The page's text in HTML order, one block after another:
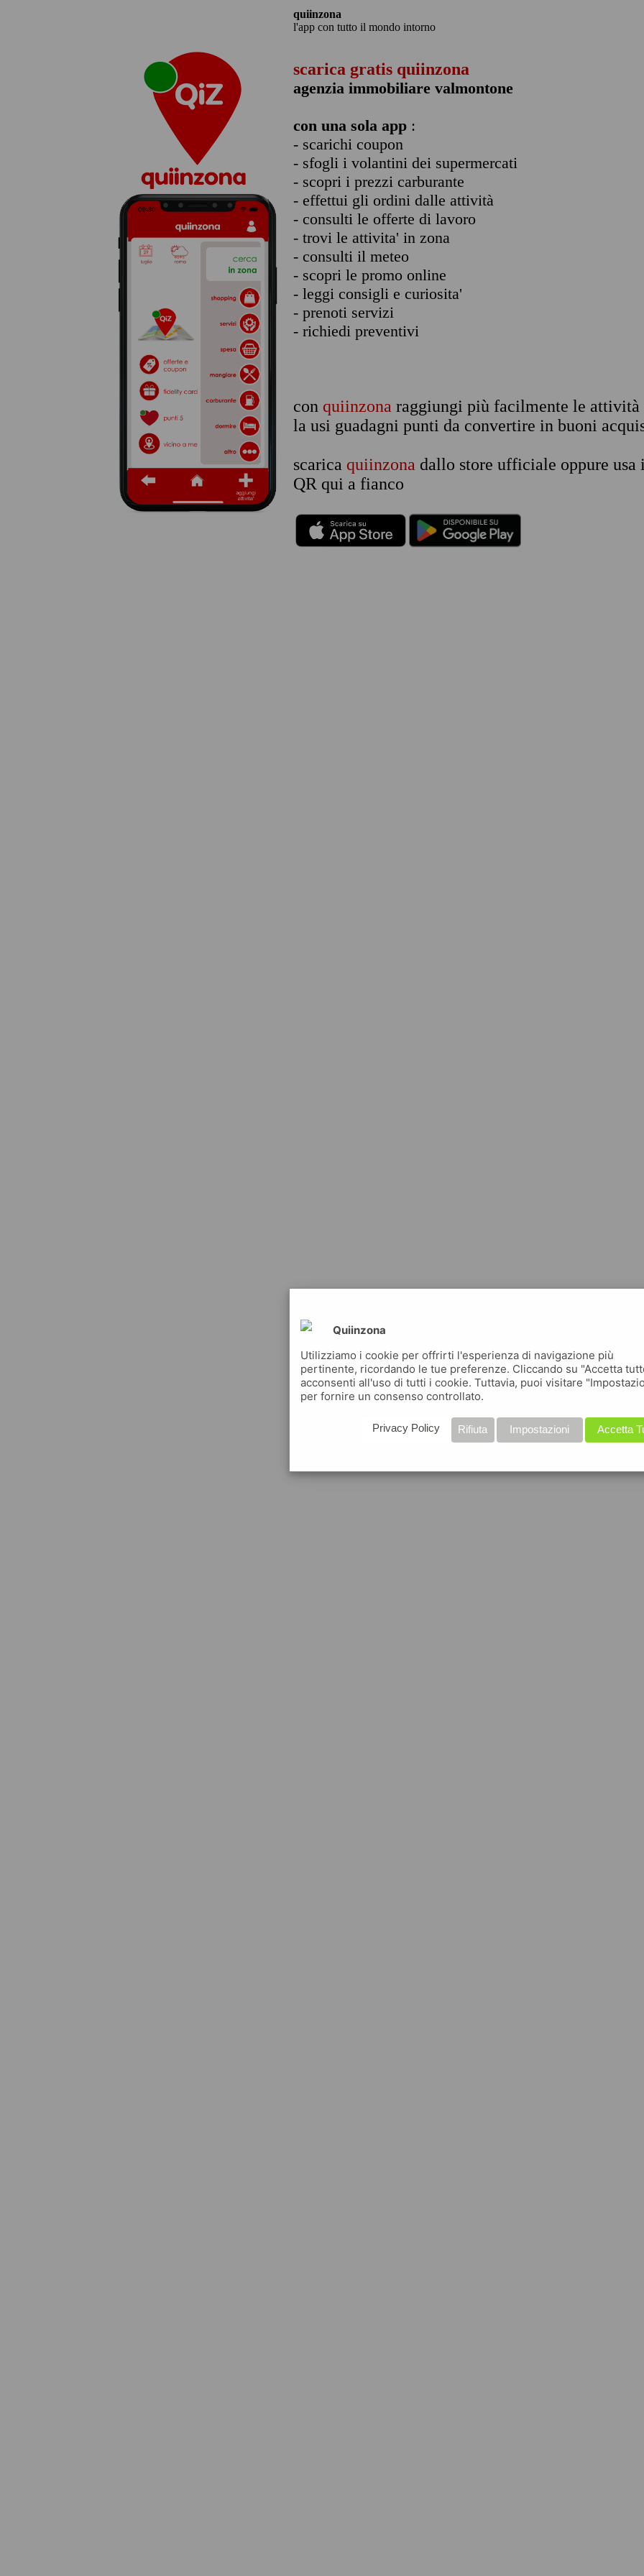
quiinzona
l'app con tutto il mondo intorno
scarica gratis quiinzona
agenzia immobiliare valmontone
con una sola app :
- scarichi coupon
- sfogli i volantini dei supermercati
- scopri i prezzi carburante
- effettui gli ordini dalle attività
- consulti le offerte di lavoro
- trovi le attivita' in zona
- consulti il meteo
- scopri le promo online
- leggi consigli e curiosita'
- prenoti servizi
- richiedi preventivi
con quiinzona raggiungi più facilmente le attività
la usi guadagni punti da convertire in buoni
scarica quiinzona dallo store ufficiale oppure usa
QR qui a fianco
Quiinzona
Utilizziamo i cookie per offrirti l'esperienza di navigazione più
pertinente, ricordando le tue preferenze. Cliccando su "Accetta
acconsenti all'uso di tutti i cookie. Tuttavia, puoi visitare
per fornire un consenso controllato.
Accetta
Impostazioni
Rifiuta
Privacy Policy